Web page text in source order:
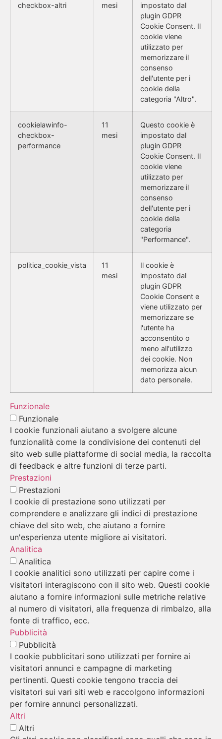
checkbox-altri
mesi
impostato dal
plugin GDPR
Cookie Consent. Il
cookie viene
utilizzato per
memorizzare il
consenso
dell'utente per i
cookie della
categoria "Altro".
cookielawinfo-
checkbox-
performance
11
mesi
Questo cookie è
impostato dal
plugin GDPR
Cookie Consent. Il
cookie viene
utilizzato per
memorizzare il
consenso
dell'utente per i
cookie della
categoria
"Performance".
politica_cookie_vista
11
mesi
Il cookie è
impostato dal
plugin GDPR
Cookie Consent e
viene utilizzato per
memorizzare se
l'utente ha
acconsentito o
meno all'utilizzo
dei cookie. Non
memorizza alcun
dato personale.
Funzionale
Funzionale
I cookie funzionali aiutano a svolgere alcune
funzionalità come la condivisione dei contenuti del
sito web sulle piattaforme di social media, la raccolta
di feedback e altre funzioni di terze parti.
Prestazioni
Prestazioni
I cookie di prestazione sono utilizzati per
comprendere e analizzare gli indici di prestazione
chiave del sito web, che aiutano a fornire
un'esperienza utente migliore ai visitatori.
Analitica
Analitica
I cookie analitici sono utilizzati per capire come i
visitatori interagiscono con il sito web. Questi cookie
aiutano a fornire informazioni sulle metriche relative
al numero di visitatori, alla frequenza di rimbalzo, alla
fonte di traffico, ecc.
Pubblicità
Pubblicità
I cookie pubblicitari sono utilizzati per fornire ai
visitatori annunci e campagne di marketing
pertinenti. Questi cookie tengono traccia dei
visitatori sui vari siti web e raccolgono informazioni
per fornire annunci personalizzati.
Altri
Altri